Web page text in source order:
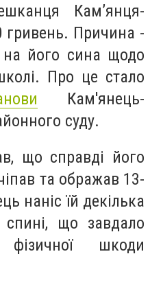
Кам’янця-
гривень. Причина -
на його сина щодо
Про це стало
Кам'янець-
суду.
що справді його
та ображав 13-
наніс їй декілька
спині, що завдало
фізичної шкоди